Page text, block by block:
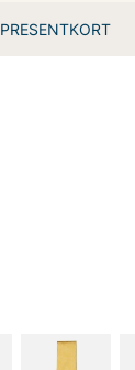
PRESENTKORT